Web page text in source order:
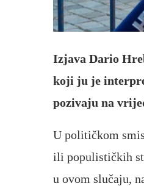
Izjava Dario
koji ju je
pozivaju na
U političkom
ili populističkih
u ovom slučaju,